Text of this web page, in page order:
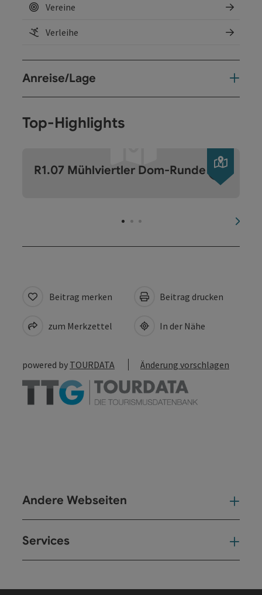
Vereine
Verleihe
Anreise/Lage
Top-Highlights
R1.07 Mühlviertler Dom-Runde
Beitrag merken
zum Merkzettel
Beitrag drucken
In der Nähe
powered by TOURDATA Änderung vorschlagen
Andere Webseiten
Services